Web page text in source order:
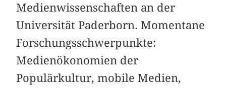
Medienwissenschaften an der
Universität Paderborn. Momentane
Forschungsschwerpunkte:
Medienökonomien der
Populärkultur, mobile Medien,